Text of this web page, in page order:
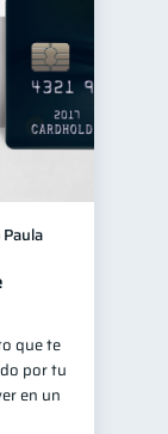
que te
por tu
en un